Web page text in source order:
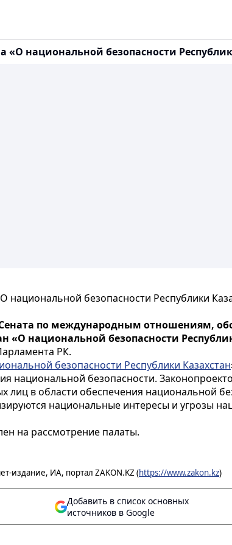
«О национальной безопасности
национальной безопасности Республики
по международным отношениям,
«О национальной безопасности
РК.
безопасности Республики Казахстан
национальной безопасности.
лиц в области обеспечения национальной
национальные интересы и угрозы
на рассмотрение палаты.
издание, ИА, портал ZAKON.KZ (https://www.zakon.kz)
Добавить в список основных
источников в Google